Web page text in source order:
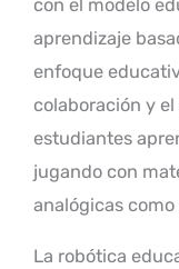
con el modelo
aprendizaje
enfoque
colaboración y
estudiantes
jugando con
analógicas
La robótica